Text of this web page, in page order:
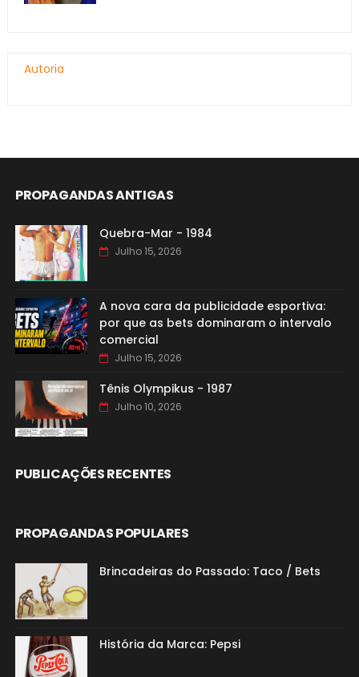
Autoria
PROPAGANDAS ANTIGAS
Quebra-Mar - 1984
Julho 15, 2026
A nova cara da publicidade esportiva:
por que as bets dominaram o intervalo
comercial
Julho 15, 2026
Tênis Olympikus - 1987
Julho 10, 2026
PUBLICAÇÕES RECENTES
PROPAGANDAS POPULARES
Brincadeiras do Passado: Taco / Bets
História da Marca: Pepsi